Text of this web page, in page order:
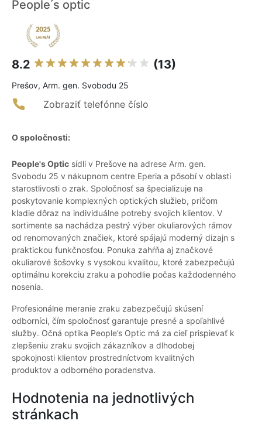
People ́s optic
8.2 (13)
Prešov, Arm. gen. Svobodu 25
Zobraziť telefónne číslo
O spoločnosti:
People's Optic sídli v Prešove na adrese Arm. gen.
Svobodu 25 v nákupnom centre Eperia a pôsobí v oblasti
starostlivosti o zrak. Spoločnosť sa špecializuje na
poskytovanie komplexných optických služieb, pričom
kladie dôraz na individuálne potreby svojich klientov. V
sortimente sa nachádza pestrý výber okuliarových rámov
od renomovaných značiek, ktoré spájajú moderný dizajn s
praktickou funkčnosťou. Ponuka zahŕňa aj značkové
okuliarové šošovky s vysokou kvalitou, ktoré zabezpečujú
optimálnu korekciu zraku a pohodlie počas každodenného
nosenia.
Profesionálne meranie zraku zabezpečujú skúsení
odborníci, čím spoločnosť garantuje presné a spoľahlivé
služby. Očná optika People’s Optic má za cieľ prispievať k
zlepšeniu zraku svojich zákazníkov a dlhodobej
spokojnosti klientov prostredníctvom kvalitných
produktov a odborného poradenstva.
Hodnotenia na jednotlivých
stránkach